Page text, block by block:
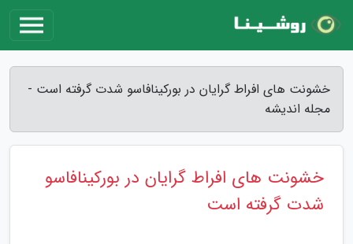
خشونت های افراط گرایان در بورکینافاسو شدت گرفته است -
مجله اندیشه
خشونت های افراط گرایان در بورکینافاسو
شدت گرفته است